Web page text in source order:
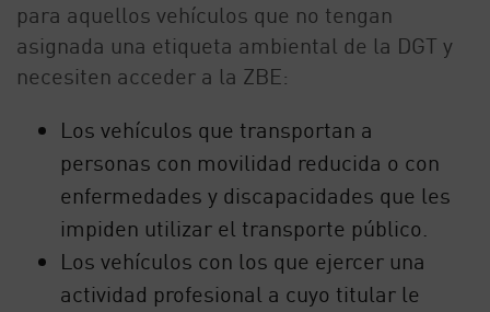
para aquellos vehículos que no tengan
asignada una etiqueta ambiental de la DGT y
necesiten acceder a la ZBE:
Los vehículos que transportan a
personas con movilidad reducida o con
enfermedades y discapacidades que les
impiden utilizar el transporte público.
Los vehículos con los que ejercer una
actividad profesional a cuyo titular le